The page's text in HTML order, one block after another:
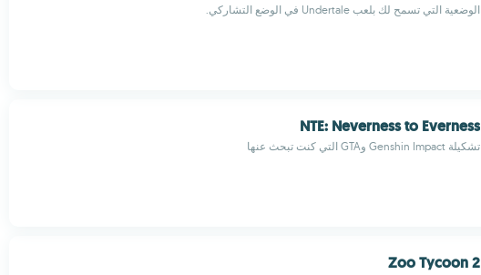
الوضعية التي تسمح لك بلعب Undertale في الوضع التشاركي.
NTE: Neverness to Everness
تشكيلة Genshin Impact وGTA التي كنت تبحث عنها
Zoo Tycoon 2